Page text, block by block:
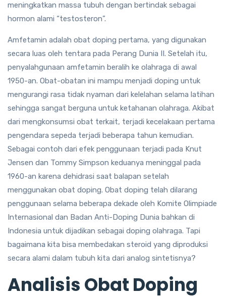
meningkatkan massa tubuh dengan bertindak sebagai
hormon alami “testosteron”.
Amfetamin adalah obat doping pertama, yang digunakan
secara luas oleh tentara pada Perang Dunia II. Setelah itu,
penyalahgunaan amfetamin beralih ke olahraga di awal
1950-an. Obat-obatan ini mampu menjadi doping untuk
mengurangi rasa tidak nyaman dari kelelahan selama latihan
sehingga sangat berguna untuk ketahanan olahraga. Akibat
dari mengkonsumsi obat terkait, terjadi kecelakaan pertama
pengendara sepeda terjadi beberapa tahun kemudian.
Sebagai contoh dari efek penggunaan terjadi pada Knut
Jensen dan Tommy Simpson keduanya meninggal pada
1960-an karena dehidrasi saat balapan setelah
menggunakan obat doping. Obat doping telah dilarang
penggunaan selama beberapa dekade oleh Komite Olimpiade
Internasional dan Badan Anti-Doping Dunia bahkan di
Indonesia untuk dijadikan sebagai doping olahraga. Tapi
bagaimana kita bisa membedakan steroid yang diproduksi
secara alami dalam tubuh kita dari analog sintetisnya?
Analisis Obat Doping